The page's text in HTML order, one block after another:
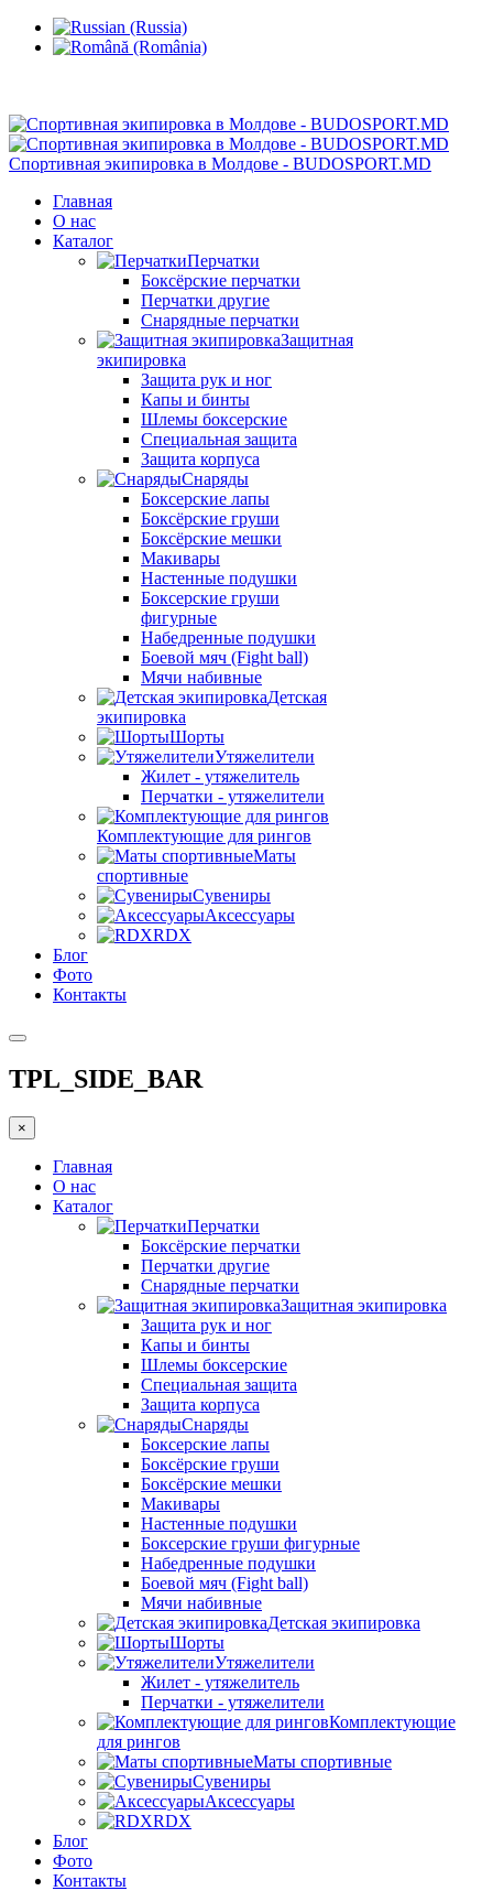
Спортивная экипировка в Молдове - BUDOSPORT.MD
Главная
О нас
Каталог
Перчатки
Боксёрские перчатки
Перчатки другие
Снарядные перчатки
Защитная
экипировка
Защита рук и ног
Капы и бинты
Шлемы боксерские
Специальная защита
Защита корпуса
Снаряды
Боксерские лапы
Боксёрские груши
Боксёрские мешки
Макивары
Настенные подушки
Боксерские груши
фигурные
Набедренные подушки
Боевой мяч (Fight ball)
Мячи набивные
Детская
экипировка
Шорты
Утяжелители
Жилет - утяжелитель
Перчатки - утяжелители
Комплектующие для рингов
Маты
спортивные
Сувениры
Аксессуары
RDX
Блог
Фото
Контакты
TPL_SIDE_BAR
×
Главная
О нас
Каталог
Перчатки
Боксёрские перчатки
Перчатки другие
Снарядные перчатки
Защитная экипировка
Защита рук и ног
Капы и бинты
Шлемы боксерские
Специальная защита
Защита корпуса
Снаряды
Боксерские лапы
Боксёрские груши
Боксёрские мешки
Макивары
Настенные подушки
Боксерские груши фигурные
Набедренные подушки
Боевой мяч (Fight ball)
Мячи набивные
Детская экипировка
Шорты
Утяжелители
Жилет - утяжелитель
Перчатки - утяжелители
Комплектующие
для рингов
Маты спортивные
Сувениры
Аксессуары
RDX
Блог
Фото
Контакты